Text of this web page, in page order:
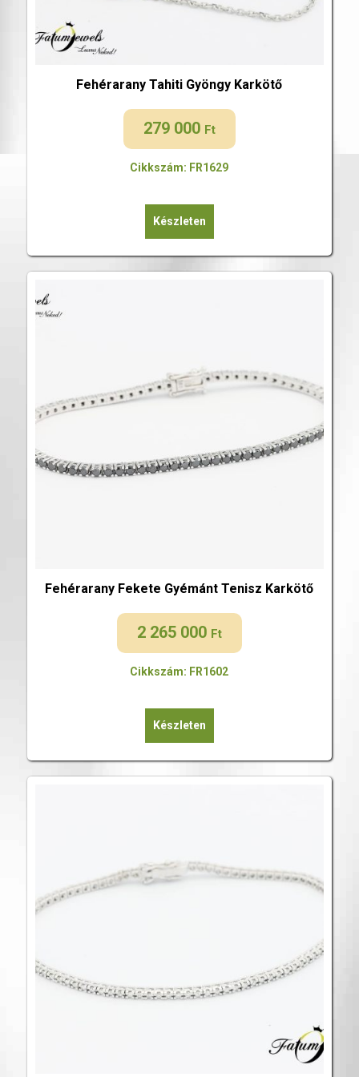
Fehérarany Tahiti Gyöngy Karkötő
279 000 Ft
Cikkszám: FR1629
Készleten
Fehérarany Fekete Gyémánt Tenisz Karkötő
2 265 000 Ft
Cikkszám: FR1602
Készleten